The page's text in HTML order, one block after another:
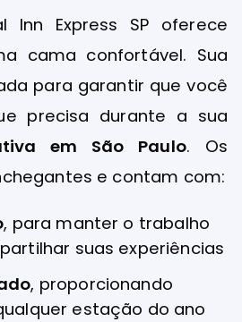
Inn Express SP oferece
cama confortável. Sua
para garantir que você
precisa durante a sua
em São Paulo. Os
e contam com:
, para manter o trabalho
suas experiências
, proporcionando
estação do ano